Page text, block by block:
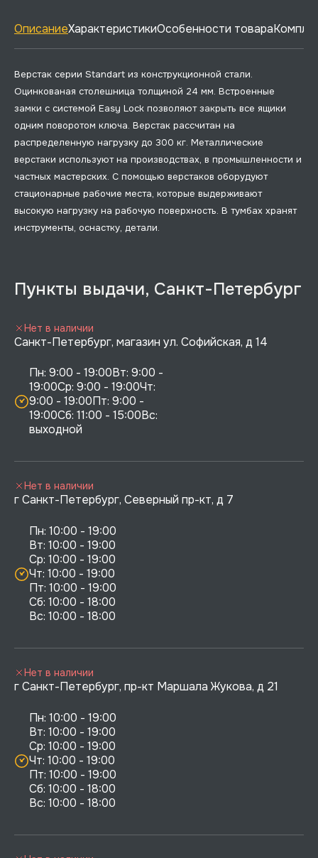
ОписаниеХарактеристикиОсобенности товара
Верстак серии Standart из конструкционной стали.
Оцинкованая столешница толщиной 24 мм. Встроенные
замки с системой Easy Lock позволяют закрыть все ящики
одним поворотом ключа. Верстак рассчитан на
распределенную нагрузку до 300 кг. Металлические
верстаки используют на производствах, в промышленности и
частных мастерских. С помощью верстаков оборудуют
стационарные рабочие места, которые выдерживают
высокую нагрузку на рабочую поверхность. В тумбах хранят
инструменты, оснастку, детали.
Пункты выдачи, Санкт-Петербург
Санкт-Петербург, магазин ул. Софийская, д 14
Пн: 9:00 - 19:00Вт: 9:00 -
19:00Ср: 9:00 - 19:00Чт:
9:00 - 19:00Пт: 9:00 -
19:00Сб: 11:00 - 15:00Вс:
выходной
Нет в наличии
г Санкт-Петербург, Северный пр-кт, д 7
Пн: 10:00 - 19:00
Вт: 10:00 - 19:00
Ср: 10:00 - 19:00
Чт: 10:00 - 19:00
Пт: 10:00 - 19:00
Сб: 10:00 - 18:00
Нет в наличии
г Санкт-Петербург, пр-кт Маршала Жукова, д 21
Пн: 10:00 - 19:00
Вт: 10:00 - 19:00
Ср: 10:00 - 19:00
Чт: 10:00 - 19:00
Пт: 10:00 - 19:00
Сб: 10:00 - 18:00
Нет в наличии